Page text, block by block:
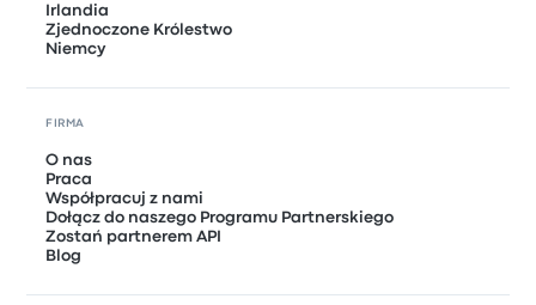
Irlandia
Zjednoczone Królestwo
Niemcy
FIRMA
O nas
Praca
Współpracuj z nami
Dołącz do naszego Programu Partnerskiego
Zostań partnerem API
Blog